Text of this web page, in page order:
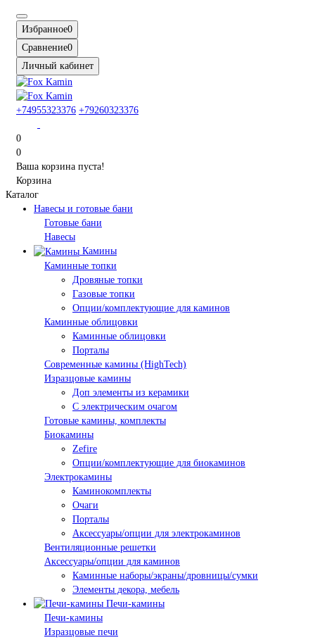
Избранное0
Сравнение0
Личный кабинет
+74955323376 +79260323376
0
0
Ваша корзина пуста!
Корзина
Каталог
Навесы и готовые бани
Готовые бани
Навесы
Камины
Каминные топки
Дровяные топки
Газовые топки
Опции/комплектующие для каминов
Каминные облицовки
Каминные облицовки
Порталы
Современные камины (HighTech)
Изразцовые камины
Доп элементы из керамики
С электрическим очагом
Готовые камины, комплекты
Биокамины
Zefire
Опции/комплектующие для биокаминов
Электрокамины
Каминокомплекты
Очаги
Порталы
Аксессуары/опции для электрокаминов
Вентиляционные решетки
Аксессуары/опции для каминов
Каминные наборы/экраны/дровницы/сумки
Элементы декора, мебель
Печи-камины
Печи-камины
Изразцовые печи